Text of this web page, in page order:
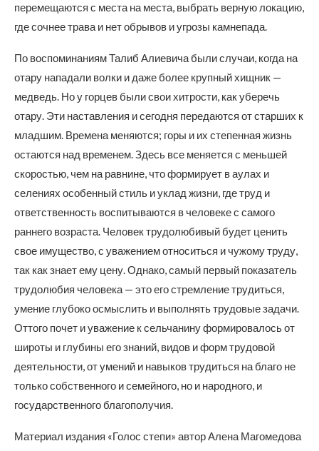
перемещаются с места на места, выбрать верную локацию,
где сочнее трава и нет обрывов и угрозы камнепада.
По воспоминаниям Талиб Алиевича были случаи, когда на
отару нападали волки и даже более крупный хищник —
медведь. Но у горцев были свои хитрости, как уберечь
отару. Эти наставления и сегодня передаются от старших к
младшим. Времена меняются; горы и их степенная жизнь
остаются над временем. Здесь все меняется с меньшей
скоростью, чем на равнине, что формирует в аулах и
селениях особенный стиль и уклад жизни, где труд и
ответственность воспитываются в человеке с самого
раннего возраста. Человек трудолюбивый будет ценить
свое имущество, с уважением относиться и чужому труду,
так как знает ему цену. Однако, самый первый показатель
трудолюбия человека — это его стремление трудиться,
умение глубоко осмыслить и выполнять трудовые задачи.
Оттого почет и уважение к сельчанину формировалось от
широты и глубины его знаний, видов и форм трудовой
деятельности, от умений и навыков трудиться на благо не
только собственного и семейного, но и народного, и
государственного благополучия.
Материал издания «Голос степи» автор Алена Магомедова